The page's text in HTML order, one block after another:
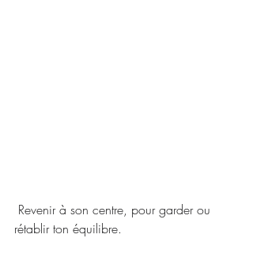
Revenir à son centre, pour garder ou
rétablir ton équilibre.